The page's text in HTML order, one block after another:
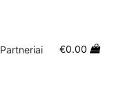
Partneriai €0.00